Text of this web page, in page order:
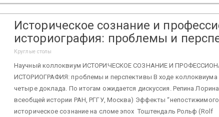
Историческое сознание и
историография: проблемы и
Круглые столы
Научный коллоквиум ИСТОРИЧЕСКОЕ СОЗНАНИЕ И
ИСТОРИОГРАФИЯ: проблемы и перспективы В ходе коллоквиума
четыре доклада. По итогам ожидается дискуссия. Репина
всеобщей истории РАН, РГГУ, Москва) Эффекты “непостижимого
историческое сознание на сломе эпох Тоштендаль Рольф (Rolf